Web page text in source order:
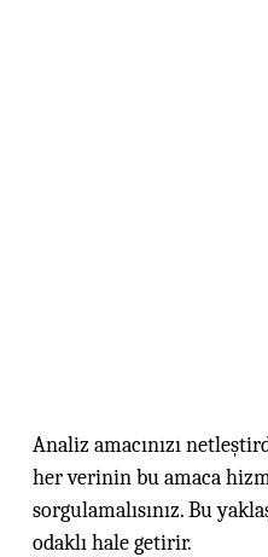
Analiz amacınızı
her verinin bu amaca
sorgulamalısınız. Bu
odaklı hale getirir.